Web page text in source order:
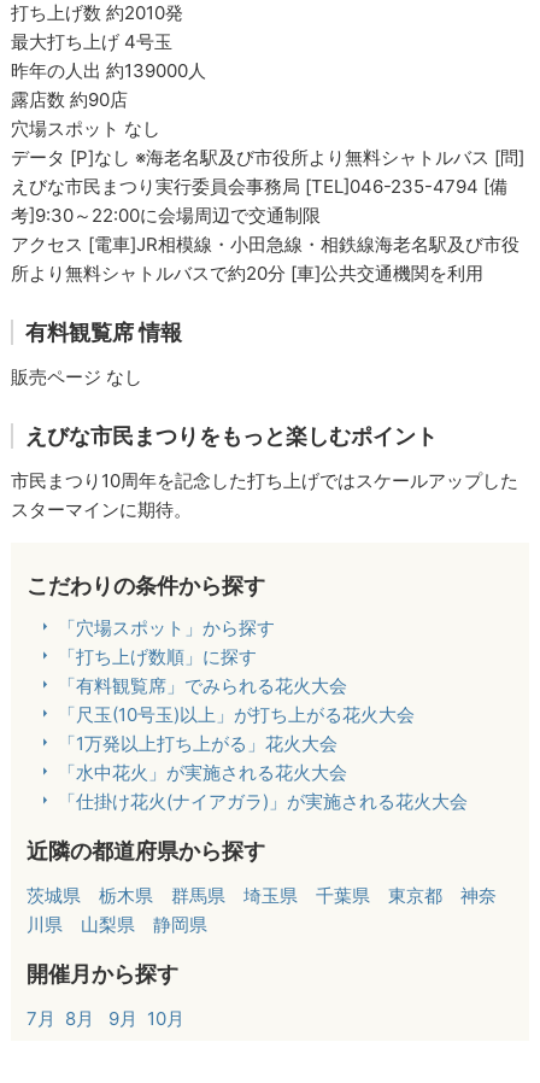
打ち上げ数 約2010発
最大打ち上げ 4号玉
昨年の人出 約139000人
露店数 約90店
穴場スポット なし
データ [P]なし ※海老名駅及び市役所より無料シャトルバス [問]
えびな市民まつり実行委員会事務局 [TEL]046-235-4794 [備
考]9:30～22:00に会場周辺で交通制限
アクセス [電車]JR相模線・小田急線・相鉄線海老名駅及び市役
所より無料シャトルバスで約20分 [車]公共交通機関を利用
有料観覧席 情報
販売ページ なし
えびな市民まつりをもっと楽しむポイント
市民まつり10周年を記念した打ち上げではスケールアップした
スターマインに期待。
こだわりの条件から探す
「穴場スポット」から探す
「打ち上げ数順」に探す
「有料観覧席」でみられる花火大会
「尺玉(10号玉)以上」が打ち上がる花火大会
「1万発以上打ち上がる」花火大会
「水中花火」が実施される花火大会
「仕掛け花火(ナイアガラ)」が実施される花火大会
近隣の都道府県から探す
茨城県 栃木県 群馬県 埼玉県 千葉県 東京都
神奈
川県
山梨県 静岡県
開催月から探す
7月 8月 9月 10月